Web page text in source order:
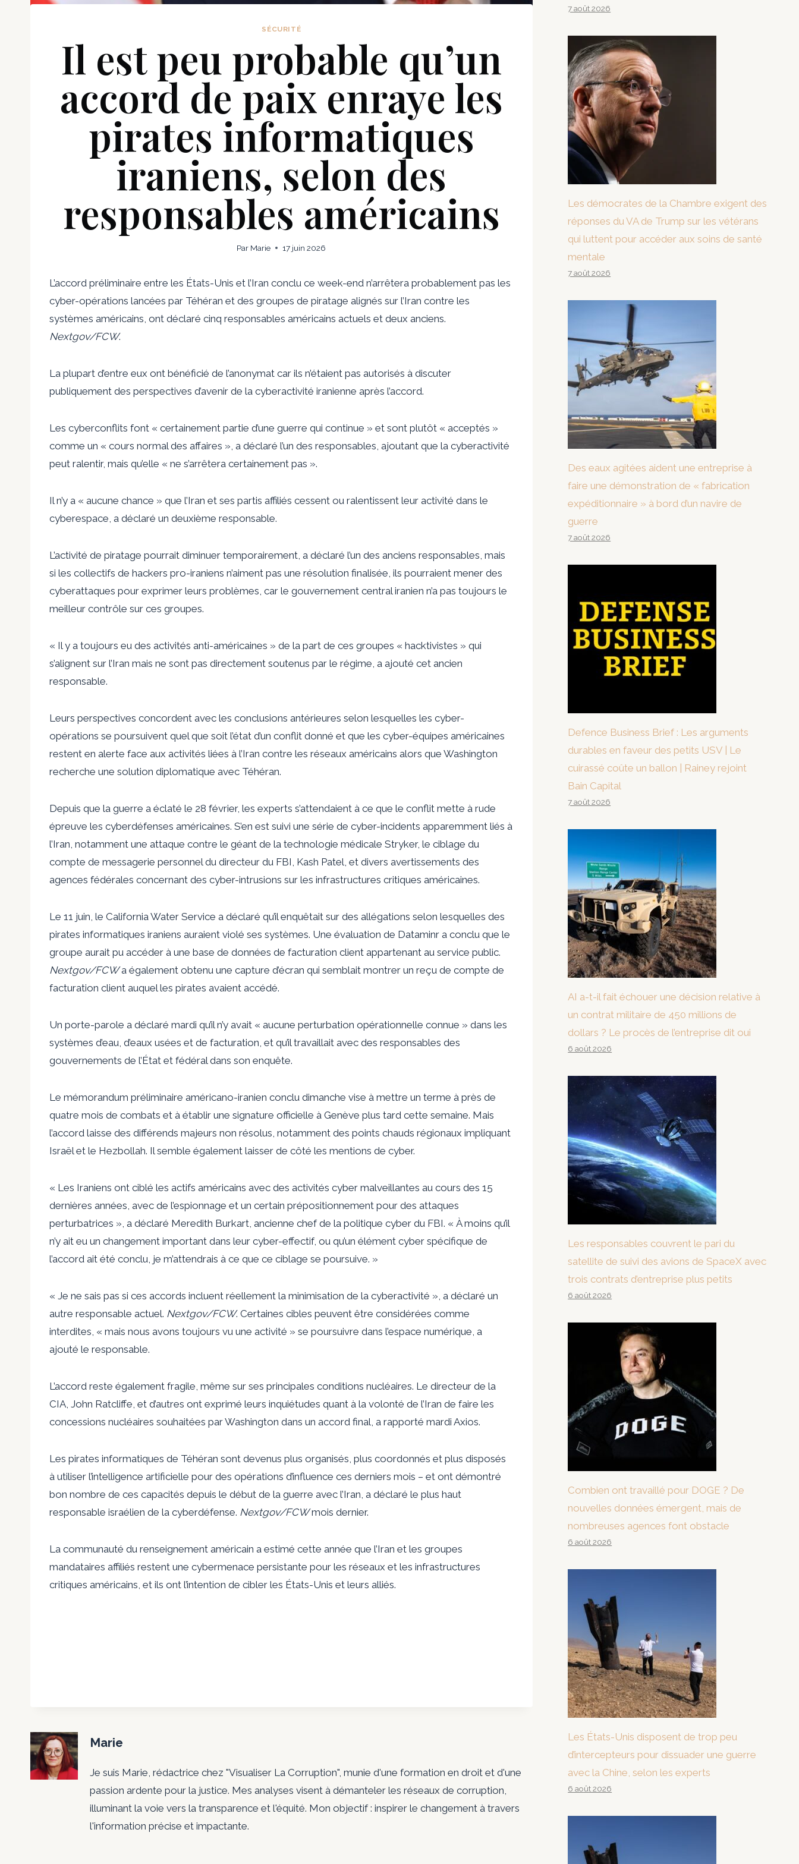
SÉCURITÉ
Il est peu probable qu’un
accord de paix enraye les
pirates informatiques
iraniens, selon des
responsables américains
Par Marie 17 juin 2026
L’accord préliminaire entre les États-Unis et l’Iran conclu ce week-end n’arrêtera probablement pas les
cyber-opérations lancées par Téhéran et des groupes de piratage alignés sur l’Iran contre les
systèmes américains, ont déclaré cinq responsables américains actuels et deux anciens.
Nextgov/FCW.
La plupart d’entre eux ont bénéficié de l’anonymat car ils n’étaient pas autorisés à discuter
publiquement des perspectives d’avenir de la cyberactivité iranienne après l’accord.
Les cyberconflits font « certainement partie d’une guerre qui continue » et sont plutôt « acceptés »
comme un « cours normal des affaires », a déclaré l’un des responsables, ajoutant que la cyberactivité
peut ralentir, mais qu’elle « ne s’arrêtera certainement pas ».
Il n’y a « aucune chance » que l’Iran et ses partis affiliés cessent ou ralentissent leur activité dans le
cyberespace, a déclaré un deuxième responsable.
L’activité de piratage pourrait diminuer temporairement, a déclaré l’un des anciens responsables, mais
si les collectifs de hackers pro-iraniens n’aiment pas une résolution finalisée, ils pourraient mener des
cyberattaques pour exprimer leurs problèmes, car le gouvernement central iranien n’a pas toujours le
meilleur contrôle sur ces groupes.
« Il y a toujours eu des activités anti-américaines » de la part de ces groupes « hacktivistes » qui
s’alignent sur l’Iran mais ne sont pas directement soutenus par le régime, a ajouté cet ancien
responsable.
Leurs perspectives concordent avec les conclusions antérieures selon lesquelles les cyber-
opérations se poursuivent quel que soit l’état d’un conflit donné et que les cyber-équipes américaines
restent en alerte face aux activités liées à l’Iran contre les réseaux américains alors que Washington
recherche une solution diplomatique avec Téhéran.
Depuis que la guerre a éclaté le 28 février, les experts s’attendaient à ce que le conflit mette à rude
épreuve les cyberdéfenses américaines. S’en est suivi une série de cyber-incidents apparemment liés à
l’Iran, notamment une attaque contre le géant de la technologie médicale Stryker, le ciblage du
compte de messagerie personnel du directeur du FBI, Kash Patel, et divers avertissements des
agences fédérales concernant des cyber-intrusions sur les infrastructures critiques américaines.
Le 11 juin, le California Water Service a déclaré qu’il enquêtait sur des allégations selon lesquelles des
pirates informatiques iraniens auraient violé ses systèmes. Une évaluation de Dataminr a conclu que le
groupe aurait pu accéder à une base de données de facturation client appartenant au service public.
Nextgov/FCWa également obtenu une capture d’écran qui semblait montrer un reçu de compte de
facturation client auquel les pirates avaient accédé.
Un porte-parole a déclaré mardi qu’il n’y avait « aucune perturbation opérationnelle connue » dans les
systèmes d’eau, d’eaux usées et de facturation, et qu’il travaillait avec des responsables des
gouvernements de l’État et fédéral dans son enquête.
Le mémorandum préliminaire américano-iranien conclu dimanche vise à mettre un terme à près de
quatre mois de combats et à établir une signature officielle à Genève plus tard cette semaine. Mais
l’accord laisse des différends majeurs non résolus, notamment des points chauds régionaux impliquant
Israël et le Hezbollah. Il semble également laisser de côté les mentions de cyber.
« Les Iraniens ont ciblé les actifs américains avec des activités cyber malveillantes au cours des 15
dernières années, avec de l’espionnage et un certain prépositionnement pour des attaques
perturbatrices », a déclaré Meredith Burkart, ancienne chef de la politique cyber du FBI. « À moins qu’il
n’y ait eu un changement important dans leur cyber-effectif, ou qu’un élément cyber spécifique de
l’accord ait été conclu, je m’attendrais à ce que ce ciblage se poursuive. »
« Je ne sais pas si ces accords incluent réellement la minimisation de la cyberactivité », a déclaré un
autre responsable actuel. Nextgov/FCW. Certaines cibles peuvent être considérées comme
interdites, « mais nous avons toujours vu une activité » se poursuivre dans l’espace numérique, a
ajouté le responsable.
L’accord reste également fragile, même sur ses principales conditions nucléaires. Le directeur de la
CIA, John Ratcliffe, et d’autres ont exprimé leurs inquiétudes quant à la volonté de l’Iran de faire les
concessions nucléaires souhaitées par Washington dans un accord final, a rapporté mardi Axios.
Les pirates informatiques de Téhéran sont devenus plus organisés, plus coordonnés et plus disposés
à utiliser l’intelligence artificielle pour des opérations d’influence ces derniers mois – et ont démontré
bon nombre de ces capacités depuis le début de la guerre avec l’Iran, a déclaré le plus haut
responsable israélien de la cyberdéfense. Nextgov/FCWmois dernier.
La communauté du renseignement américain a estimé cette année que l’Iran et les groupes
mandataires affiliés restent une cybermenace persistante pour les réseaux et les infrastructures
critiques américains, et ils ont l’intention de cibler les États-Unis et leurs alliés.
Marie
Je suis Marie, rédactrice chez "Visualiser La Corruption", munie d'une formation en droit et d'une
passion ardente pour la justice. Mes analyses visent à démanteler les réseaux de corruption,
illuminant la voie vers la transparence et l'équité. Mon objectif : inspirer le changement à travers
l'information précise et impactante.
7 août 2026
Les démocrates de la Chambre exigent des
réponses du VA de Trump sur les vétérans
qui luttent pour accéder aux soins de santé
mentale
7 août 2026
Des eaux agitées aident une entreprise à
faire une démonstration de « fabrication
expéditionnaire » à bord d’un navire de
guerre
7 août 2026
Defence Business Brief : Les arguments
durables en faveur des petits USV | Le
cuirassé coûte un ballon | Rainey rejoint
Bain Capital
7 août 2026
AI a-t-il fait échouer une décision relative à
un contrat militaire de 450 millions de
dollars ? Le procès de l’entreprise dit oui
6 août 2026
Les responsables couvrent le pari du
satellite de suivi des avions de SpaceX avec
trois contrats d’entreprise plus petits
6 août 2026
Combien ont travaillé pour DOGE ? De
nouvelles données émergent, mais de
nombreuses agences font obstacle
6 août 2026
Les États-Unis disposent de trop peu
d’intercepteurs pour dissuader une guerre
avec la Chine, selon les experts
6 août 2026